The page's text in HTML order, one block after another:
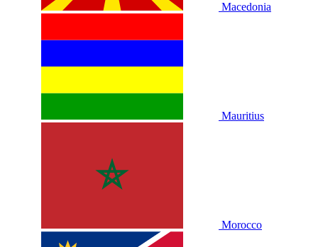
Macedonia
Mauritius
Morocco